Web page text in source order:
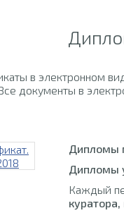
в электронном
документы в
Дипломы
Дипломы
Каждый